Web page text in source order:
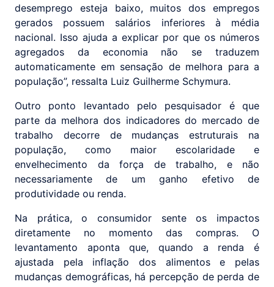
desemprego esteja baixo, muitos dos empregos
gerados possuem salários inferiores à média
nacional. Isso ajuda a explicar por que os números
agregados da economia não se traduzem
automaticamente em sensação de melhora para a
população”, ressalta Luiz Guilherme Schymura.
Outro ponto levantado pelo pesquisador é que
parte da melhora dos indicadores do mercado de
trabalho decorre de mudanças estruturais na
população, como maior escolaridade e
envelhecimento da força de trabalho, e não
necessariamente de um ganho efetivo de
produtividade ou renda.
Na prática, o consumidor sente os impactos
diretamente no momento das compras. O
levantamento aponta que, quando a renda é
ajustada pela inflação dos alimentos e pelas
mudanças demográficas, há percepção de perda de